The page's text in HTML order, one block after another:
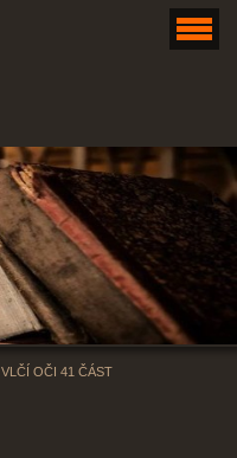
VLČÍ OČI 41 ČÁST